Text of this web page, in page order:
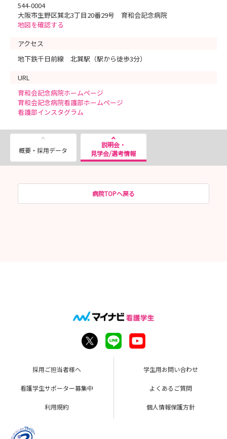
544-0004
大阪市生野区巽北3丁目20番29号 育和会記念病院
地図を確認する
アクセス
地下鉄千日前線 北巽駅（駅から徒歩3分）
URL
育和会記念病院ホームページ
育和会記念病院看護部ホームページ
看護部インスタグラム
概要・採用データ
説明会・
見学会/選考情報
病院TOPへ戻る
採用ご担当者様へ 学生用お問い合わせ
看護学生サポーター募集中 よくあるご質問
利用規約 個人情報保護方針